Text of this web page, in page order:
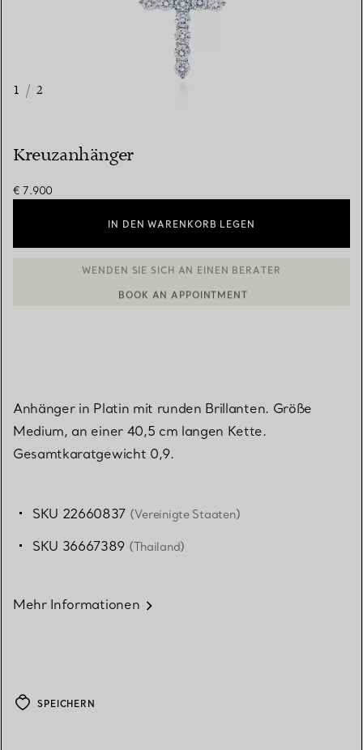
1 / 2
Kreuzanhänger
€ 7.900
IN DEN WARENKORB LEGEN
Anhänger in Platin mit runden Brillanten. Größe
Medium, an einer 40,5 cm langen Kette.
Gesamtkaratgewicht 0,9.
SKU 22660837 (Vereinigte Staaten)
SKU 36667389 (Thailand)
Mehr Informationen
SPEICHERN